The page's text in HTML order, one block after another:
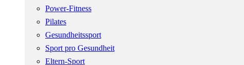
Power-Fitness
Pilates
Gesundheitssport
Sport pro Gesundheit
Eltern-Sport